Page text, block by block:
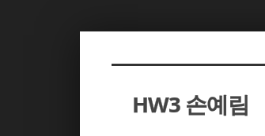
HW3 손예림
스케치북5
스케치북5